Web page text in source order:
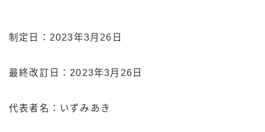
日常
制定日：2023年3月26日
最終改訂日：2023年3月26日
代表者名：いずみあき